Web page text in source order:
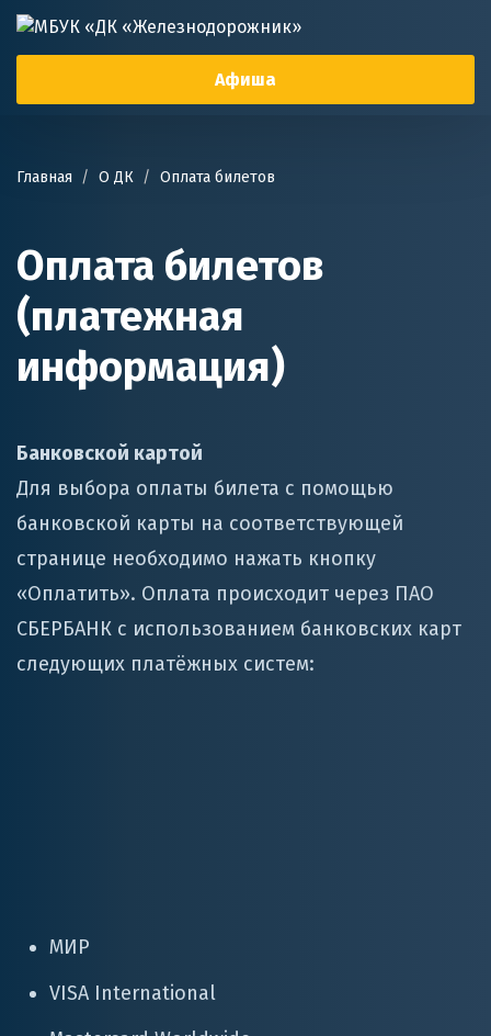
Афиша
Главная О ДК Оплата билетов
Оплата билетов
(платежная
информация)
Банковской картой
Для выбора оплаты билета с помощью
банковской карты на соответствующей
странице необходимо нажать кнопку
«Оплатить». Оплата происходит через ПАО
СБЕРБАНК с использованием банковских карт
следующих платёжных систем:
МИР
VISA International